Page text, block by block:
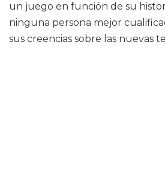
un juego en función de su
ninguna persona mejor
sus creencias sobre las nuevas